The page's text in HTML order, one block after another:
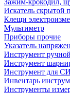
Зажим-крокодил,
Искатель скрытой
Клещи
Мультиметр
Приборы прочие
Указатель
Инструмент
Инструмент
Инструмент для
Инвентарь
Инструменты